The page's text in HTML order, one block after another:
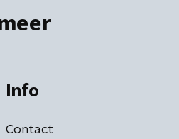
Info
Contact